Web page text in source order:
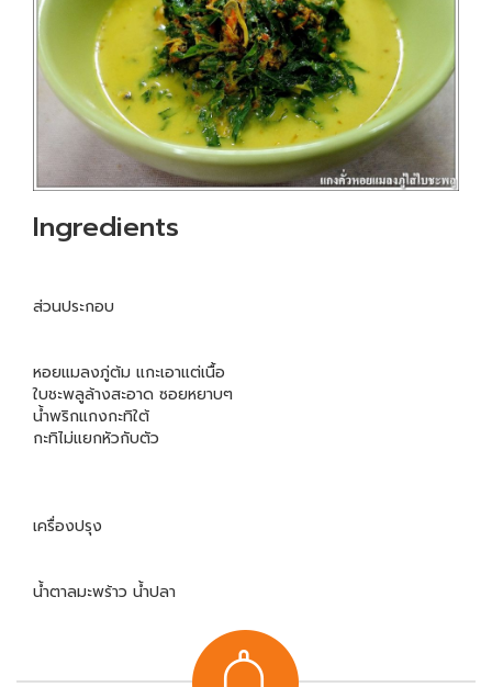
Ingredients
ส่วนประกอบ
หอยแมลงภู่ต้ม แกะเอาแต่เนื้อ
ใบชะพลูล้างสะอาด ซอยหยาบๆ
น้ำพริกแกงกะทิใต้
กะทิไม่แยกหัวกับตัว
เครื่องปรุง
น้ำตาลมะพร้าว น้ำปลา